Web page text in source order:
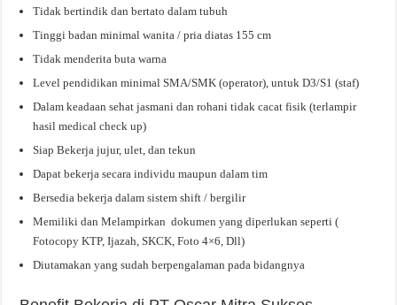
Tidak bertindik dan bertato dalam tubuh
Tinggi badan minimal wanita / pria diatas 155 cm
Tidak menderita buta warna
Level pendidikan minimal SMA/SMK (operator), untuk D3/S1 (staf)
Dalam keadaan sehat jasmani dan rohani tidak cacat fisik (terlampir
hasil medical check up)
Siap Bekerja jujur, ulet, dan tekun
Dapat bekerja secara individu maupun dalam tim
Bersedia bekerja dalam sistem shift / bergilir
Memiliki dan Melampirkan dokumen yang diperlukan seperti (
Fotocopy KTP, Ijazah, SKCK, Foto 4×6, Dll)
Diutamakan yang sudah berpengalaman pada bidangnya